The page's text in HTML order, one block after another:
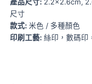
產品尺寸: 2.2×2.6cm,
尺寸
款式: 米色 / 多種顏色
印刷工藝: 絲印，數碼印